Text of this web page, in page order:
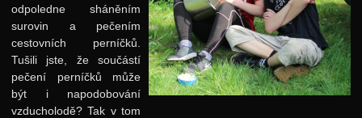
odpoledne sháněním
surovin a pečením
cestovních perníčků.
Tušili jste, že součástí
pečení perníčků může
být i napodobování
vzducholodě? Tak v tom
Smršť
Další akce
Putovní přednášky
Kalíšky